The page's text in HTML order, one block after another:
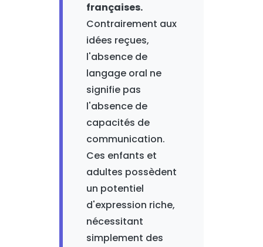
françaises.
Contrairement aux
idées reçues,
l'absence de
langage oral ne
signifie pas
l'absence de
capacités de
communication.
Ces enfants et
adultes possèdent
un potentiel
d'expression riche,
nécessitant
simplement des